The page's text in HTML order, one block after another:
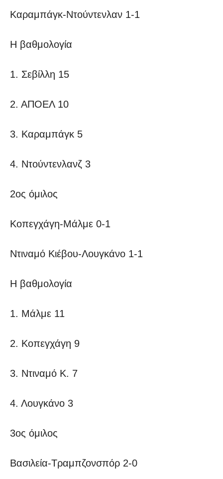
Καραμπάγκ-Ντούντενλαν 1-1
Η βαθμολογία
1. Σεβίλλη 15
2. ΑΠΟΕΛ 10
3. Καραμπάγκ 5
4. Ντούντενλανζ 3
2ος όμιλος
Κοπεγχάγη-Μάλμε 0-1
Ντιναμό Κιέβου-Λουγκάνο 1-1
Η βαθμολογία
1. Μάλμε 11
2. Κοπεγχάγη 9
3. Ντιναμό Κ. 7
4. Λουγκάνο 3
3ος όμιλος
Βασιλεία-Τραμπζονσπόρ 2-0